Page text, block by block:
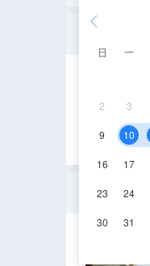
日 一
2 3
9 10
16 17
23 24
30 31